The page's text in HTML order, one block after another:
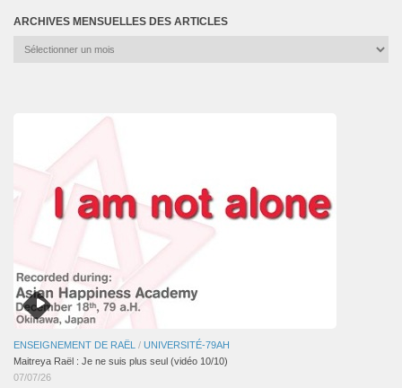
ARCHIVES MENSUELLES DES ARTICLES
Archives
ENSEIGNEMENT DE RAËL / UNIVERSITÉ-79AH
Maitreya Raël : Je ne suis plus seul (vidéo 10/10)
07/07/26